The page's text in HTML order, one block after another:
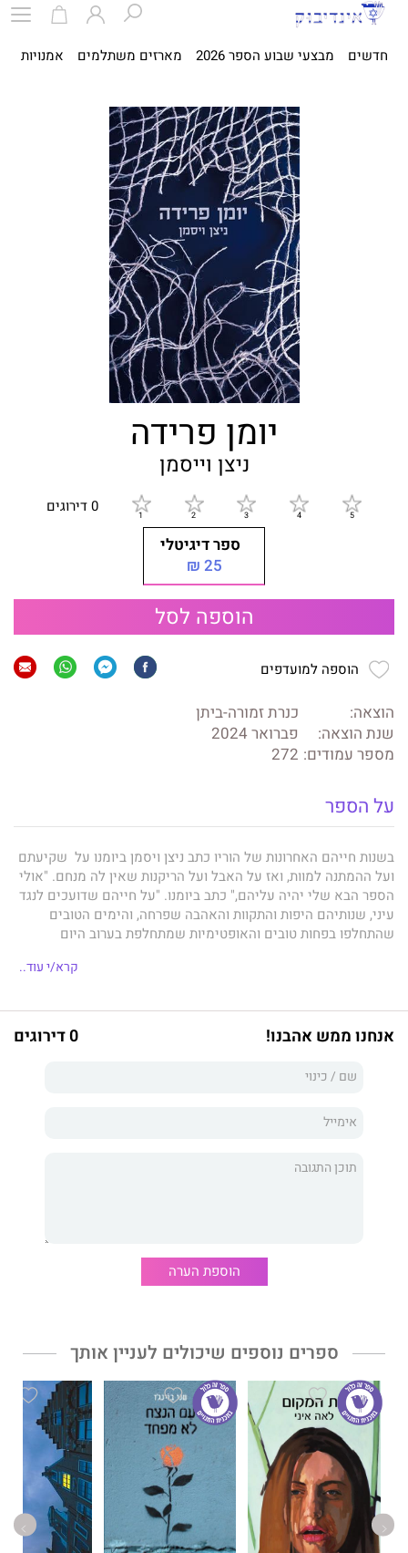
חדשים מבצעי שבוע הספר 2026 מארזים משתלמים אמנויות
יומן פרידה
ניצן וייסמן
0 דירוגים
ספר דיגיטלי
25 ₪
הוספה לסל
הוספה למועדפים
הוצאה:
כנרת זמורה-ביתן
שנת הוצאה:
פברואר 2024
מספר עמודים: 272
על הספר
בשנות חייהם האחרונות של הוריו כתב ניצן ויסמן ביומנו על שקיעתם
ועל ההמתנה למוות, ואז על האבל ועל הריקנות שאין לה מנחם. "אולי
הספר הבא שלי יהיה עליהם," כתב ביומנו. "על חייהם שדועכים לנגד
עיני, שנותיהם היפות והתקוות והאהבה שפרחה, והימים הטובים
שהתחלפו בפחות טובים והאופטימיות שמתחלפת בערוב היום
כך, של אמו החזקה והדעתנית. הוא מתאר את האהבה הגדולה שהיתה
סבלם וסבלו.
כוחו הגדול של ויסמן ככותב הוא ביכולתו לתת מילים להוויה אנושית
גם כלים לעבודת האבל ולעבודת החיים בכלל: מילים הנבחרות
יומן פרידה הוא ספרו החמישי של ניצן ויסמן. קדמו לו: על גבול יערות
הרוזמרין, ארוחת בוקר ישראלית, מקום, והמחברות השחורות של קרול
שוורץ, כולם זכו באהבת הקהל ובשבחי הביקורת.
קרא/י עוד..
אנחנו ממש אהבנו! 0 דירוגים
הוספת הערה
ספרים נוספים שיכולים לעניין אותך